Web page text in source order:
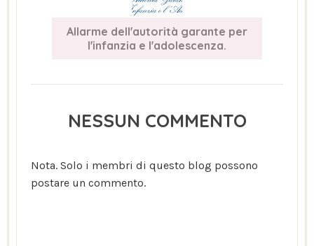
Allarme dell'autorità garante per
l'infanzia e l'adolescenza.
NESSUN COMMENTO
Nota. Solo i membri di questo blog possono
postare un commento.